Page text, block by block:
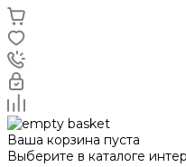
Ваша корзина пуста
Выберите в каталоге